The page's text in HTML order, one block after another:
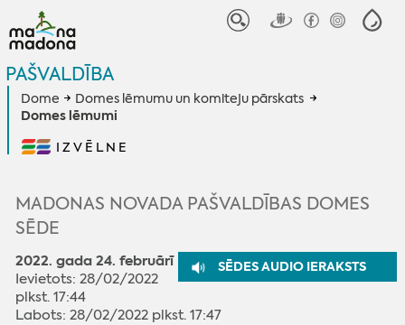
PAŠVALDĪBA
Dome Domes lēmumu un komiteju pārskats
Domes lēmumi
IZVĒLNE
MADONAS NOVADA PAŠVALDĪBAS DOMES
SĒDE
SĒDES AUDIO IERAKSTS
2022. gada 24. februārī
Ievietots: 28/02/2022
plkst. 17:44
Labots: 28/02/2022 plkst. 17:47